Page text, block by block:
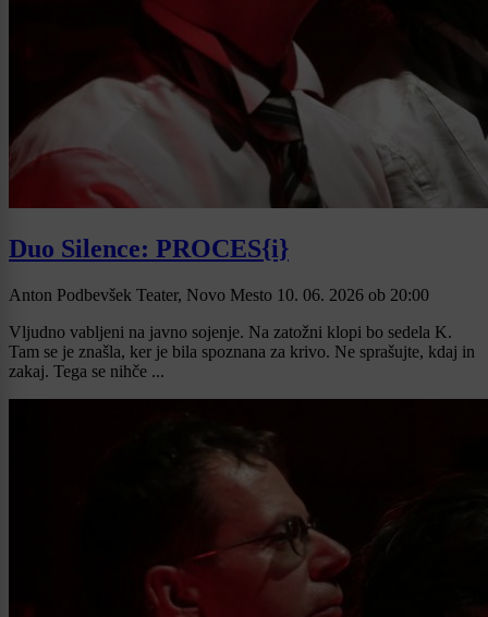
Duo Silence: PROCES{i}
Anton Podbevšek Teater, Novo Mesto 10. 06. 2026 ob 20:00
Vljudno vabljeni na javno sojenje. Na zatožni klopi bo sedela K.
Tam se je znašla, ker je bila spoznana za krivo. Ne sprašujte, kdaj in
zakaj. Tega se nihče ...